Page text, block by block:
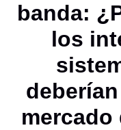
banda:
los